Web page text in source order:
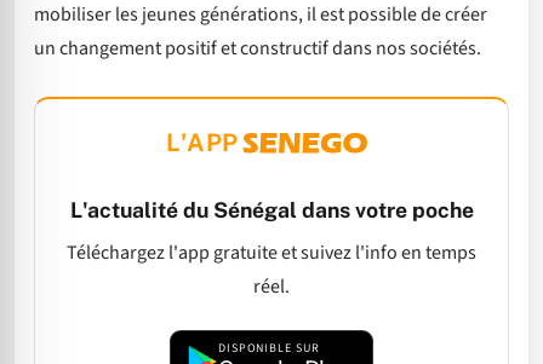
mobiliser les jeunes générations, il est possible de créer
un changement positif et constructif dans nos sociétés.
L'APP
L'actualité du Sénégal dans votre poche
Téléchargez l'app gratuite et suivez l'info en temps
réel.
DISPONIBLE SUR